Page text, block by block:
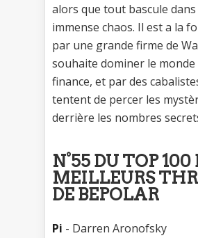
alors que tout bascule
immense chaos. Il est a la
par une grande firme de
souhaite dominer le monde
finance, et par des
tentent de percer les
derrière les nombres
N°55 DU TOP 100
MEILLEURS
DE BEPOLAR
Pi - Darren Aronofsky